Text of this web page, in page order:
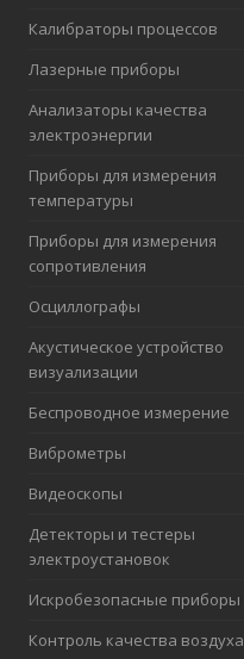
Калибраторы процессов
Лазерные приборы
Анализаторы качества
электроэнергии
Приборы для измерения
температуры
Приборы для измерения
сопротивления
Осциллографы
Акустическое устройство
визуализации
Беспроводное измерение
Виброметры
Видеоскопы
Детекторы и тестеры
электроустановок
Искробезопасные приборы
Контроль качества воздуха